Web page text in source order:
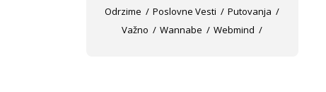
Odrzime
Poslovne Vesti
Putovanja
Važno
Wannabe Webmind